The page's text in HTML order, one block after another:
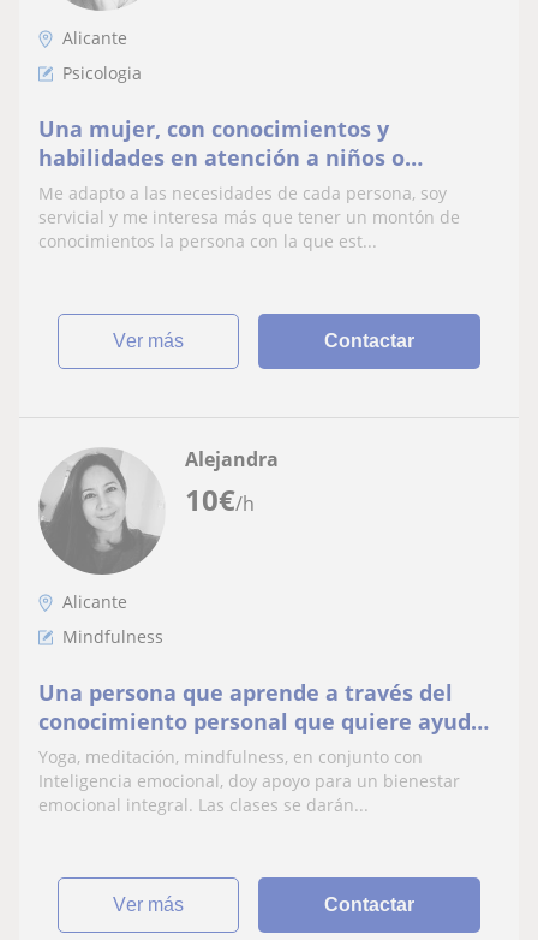
Alicante
Psicologia
Una mujer, con conocimientos y
habilidades en atención a niños o
personas de la tercera edad
Me adapto a las necesidades de cada persona, soy
servicial y me interesa más que tener un montón de
conocimientos la persona con la que est...
ver más Contactar
10€/h
Alejandra
Alicante
Mindfulness
Una persona que aprende a través del
conocimiento personal que quiere ayudar
a otros a procesar los cambios a través del
Yoga
Yoga, meditación, mindfulness, en conjunto con
Inteligencia emocional, doy apoyo para un bienestar
emocional integral. Las clases se darán...
ver más Contactar